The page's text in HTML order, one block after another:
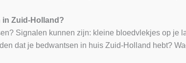
in Zuid-Holland?
Signalen kunnen zijn: kleine bloedvlekjes op
dat je bedwantsen in huis Zuid-Holland hebt?